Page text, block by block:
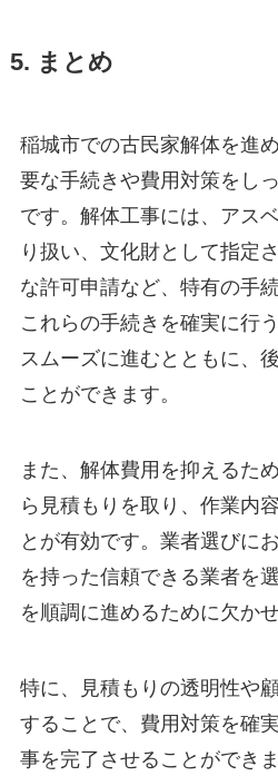
5. まとめ
稲城市での古民家解体を進
要な手続きや費用対策をし
です。解体工事には、アス
り扱い、文化財として指定
な許可申請など、特有の手
これらの手続きを確実に行
スムーズに進むとともに、
ことができます。
また、解体費用を抑えるた
ら見積もりを取り、作業内
とが有効です。業者選びに
を持った信頼できる業者を
を順調に進めるために欠かせ
特に、見積もりの透明性や
することで、費用対策を確
事を完了させることができ